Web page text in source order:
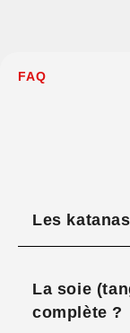
FAQ
Les
La soie
complète ?